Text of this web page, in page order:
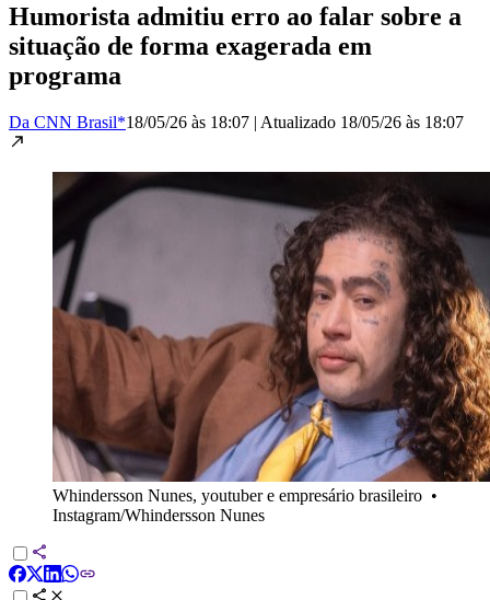
Humorista admitiu erro ao falar sobre a
situação de forma exagerada em
programa
Da CNN Brasil*18/05/26 às 18:07 | Atualizado 18/05/26 às 18:07
Whindersson Nunes, youtuber e empresário brasileiro •
Instagram/Whindersson Nunes